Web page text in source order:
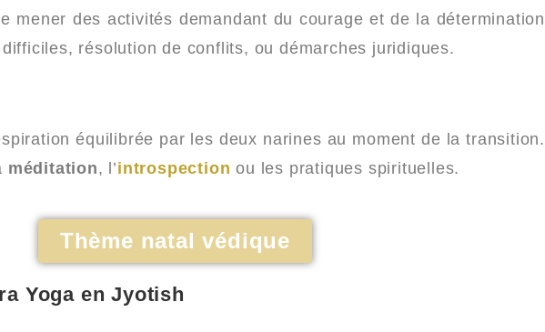
mener des activités demandant du courage et de la détermination
résolution de conflits, ou démarches juridiques.
équilibrée par les deux narines au moment de la transition.
méditation, l’introspection ou les pratiques spirituelles.
Thème natal védique
Yoga en Jyotish